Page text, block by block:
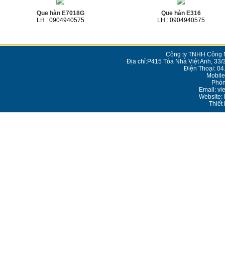
Que hàn E7018G
LH : 0904940575
Que hàn E316
LH : 0904940575
Công ty TNHH Công
Địa chỉ:P415 Tòa Nhà Việt Anh,
Điện Thoại:
Email:
Website:
Thiết